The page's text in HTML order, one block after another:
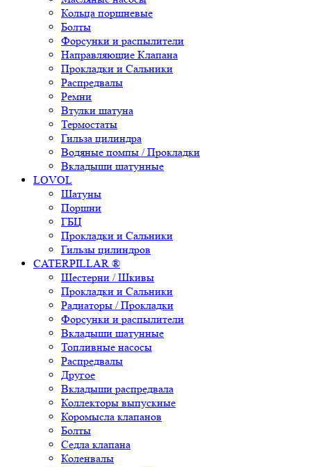
Кольца поршневые
Болты
Форсунки и распылители
Направляющие Клапана
Прокладки и Сальники
Распредвалы
Ремни
Втулки шатуна
Термостаты
Гильза цилиндра
Водяные помпы / Прокладки
Вкладыши шатунные
LOVOL
Шатуны
Поршни
ГБЦ
Прокладки и Сальники
Гильзы цилиндров
CATERPILLAR ®
Шестерни / Шкивы
Прокладки и Сальники
Радиаторы / Прокладки
Форсунки и распылители
Вкладыши шатунные
Топливные насосы
Распредвалы
Другое
Вкладыши распредвала
Коллекторы выпускные
Коромысла клапанов
Болты
Седла клапана
Коленвалы